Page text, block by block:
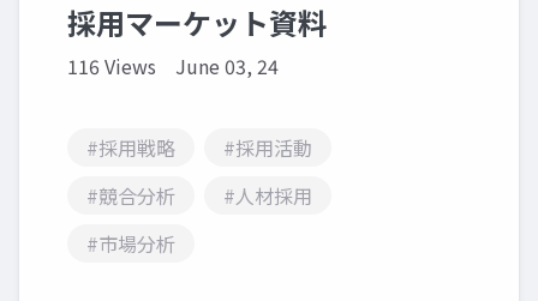
採用マーケット資料
116 Views June 03, 24
#採用戦略
#採用活動
#競合分析
#人材採用
#市場分析